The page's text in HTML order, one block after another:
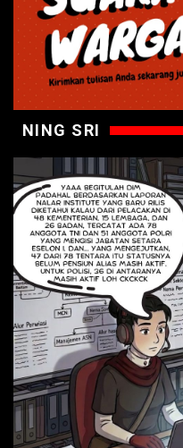
NING SRI